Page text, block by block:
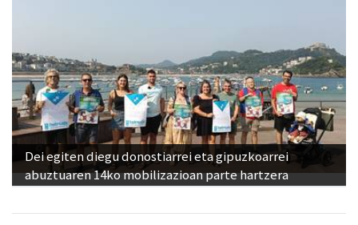
Dei egiten diegu donostiarrei eta gipuzkoarrei
abuztuaren 14ko mobilizazioan parte hartzera